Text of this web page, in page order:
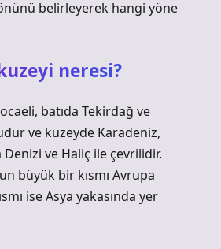
belirleyerek hangi yöne
neresi?
batıda Tekirdağ ve
ve kuzeyde Karadeniz,
ve Haliç ile çevrilidir.
büyük bir kısmı Avrupa
ise Asya yakasında yer